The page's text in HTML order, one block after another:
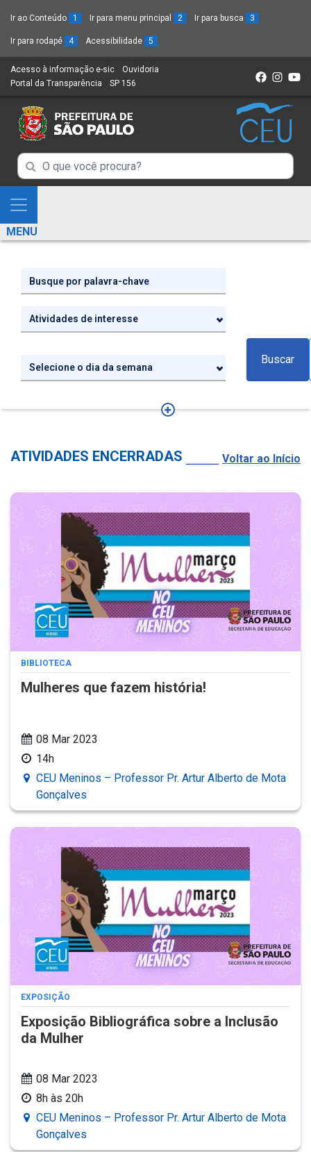
Ir ao Conteúdo 1 Ir para menu principal 2 Ir para busca 3
Ir para rodapé 4 Acessibilidade 5
Acesso à informação e-sic (Link
para
novo
sítio)
Ouvidoria
Portal da Transparência (Link
um
novo
SP 156
Campo
de
Busca
de
Campo
de
de
informações
Mostra
e
Esconde
Menu
MENU
Atividades de interesse
Selecione o dia da semana
Buscar
ATIVIDADES ENCERRADAS Voltar ao Início
BIBLIOTECA
Mulheres que fazem história!
08 Mar 2023
14h
CEU Meninos – Professor Pr. Artur Alberto de Mota
Gonçalves
EXPOSIÇÃO
Exposição Bibliográfica sobre a Inclusão
da Mulher
08 Mar 2023
8h às 20h
CEU Meninos – Professor Pr. Artur Alberto de Mota
Gonçalves